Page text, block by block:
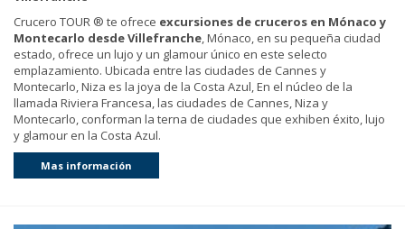
Crucero TOUR ® te ofrece excursiones de cruceros en Mónaco y
Montecarlo desde Villefranche, Mónaco, en su pequeña ciudad
estado, ofrece un lujo y un glamour único en este selecto
emplazamiento. Ubicada entre las ciudades de Cannes y
Montecarlo, Niza es la joya de la Costa Azul, En el núcleo de la
llamada Riviera Francesa, las ciudades de Cannes, Niza y
Montecarlo, conforman la terna de ciudades que exhiben éxito, lujo
y glamour en la Costa Azul.
Mas información